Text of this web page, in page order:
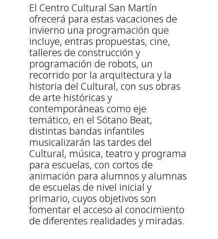
El Centro Cultural San Martín
ofrecerá para estas vacaciones de
invierno una programación que
incluye, entras propuestas, cine,
talleres de construcción y
programación de robots, un
recorrido por la arquitectura y la
historia del Cultural, con sus obras
de arte históricas y
contemporáneas como eje
temático, en el Sótano Beat,
distintas bandas infantiles
musicalizarán las tardes del
Cultural, música, teatro y programa
para escuelas, con cortos de
animación para alumnos y alumnas
de escuelas de nivel inicial y
primario, cuyos objetivos son
fomentar el acceso al conocimiento
de diferentes realidades y miradas.